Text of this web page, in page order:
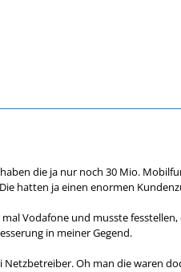
die ja nur noch 30 Mio.
hatten ja einen enormen
Vodafone und musste
in meiner Gegend.
Oh man die waren